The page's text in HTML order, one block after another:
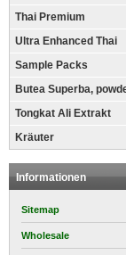
Thai Premium
Ultra Enhanced Thai
Sample Packs
Butea Superba,
Tongkat Ali Extrakt
Kräuter
Informationen
Sitemap
Wholesale